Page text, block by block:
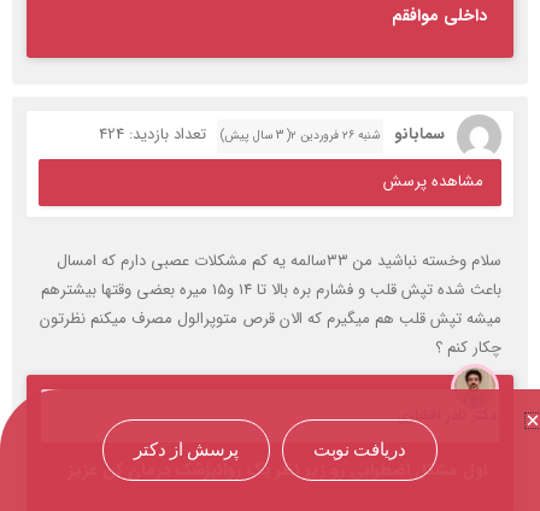
داخلی موافقم
سمابانو شنبه ۲۶ فروردین ۲( 3 سال پیش)
تعداد بازدید: 424
مشاهده پرسش
سلام وخسته نباشید من ۳۳سالمه یه کم مشکلات عصبی دارم که امسال
باعث شده تپش قلب و فشارم بره بالا تا ۱۴ و۱۵ میره بعضی وقتها بیشترهم
میشه تپش قلب هم میگیرم که الان قرص متوپرالول مصرف میکنم نظرتون
چکار کنم ؟
دکتر نادر افشاری
اول مشکل اضطرابی رو زیر نظر یک روانپزشک درمان کن عزیز
دریافت نوبت پرسش از دکتر